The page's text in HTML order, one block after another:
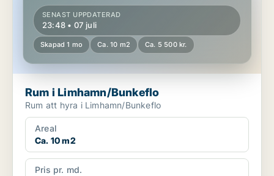
SENAST UPPDATERAD
23:48 • 07 juli
Skapad 1 mo Ca. 10 m2 Ca. 5 500 kr.
Rum i Limhamn/Bunkeflo
Rum att hyra i Limhamn/Bunkeflo
Areal
Ca. 10 m2
Pris pr. md.